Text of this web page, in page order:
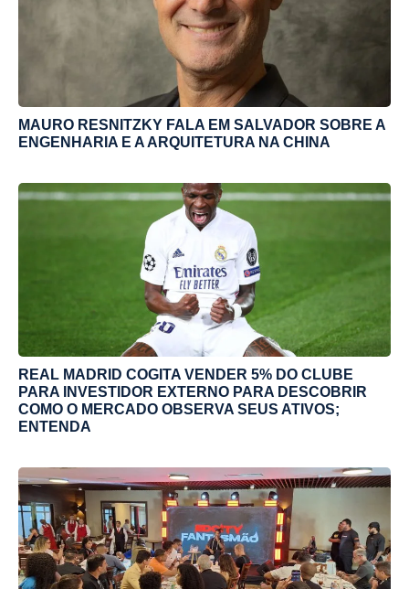
MAURO RESNITZKY FALA EM SALVADOR SOBRE A
ENGENHARIA E A ARQUITETURA NA CHINA
REAL MADRID COGITA VENDER 5% DO CLUBE
PARA INVESTIDOR EXTERNO PARA DESCOBRIR
COMO O MERCADO OBSERVA SEUS ATIVOS;
ENTENDA